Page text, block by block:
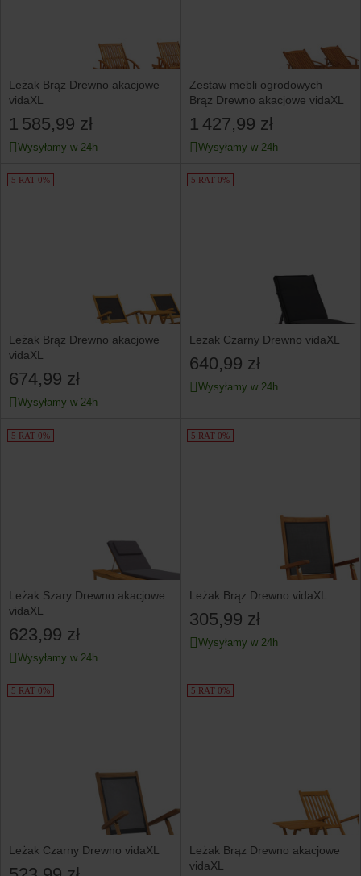
Leżak Brąz Drewno akacjowe
vidaXL
1 585,99 zł
Wysyłamy w 24h
Zestaw mebli ogrodowych
Brąz Drewno akacjowe vidaXL
1 427,99 zł
Wysyłamy w 24h
5 RAT 0%
Leżak Brąz Drewno akacjowe
vidaXL
674,99 zł
Wysyłamy w 24h
5 RAT 0%
Leżak Czarny Drewno vidaXL
640,99 zł
Wysyłamy w 24h
5 RAT 0%
Leżak Szary Drewno akacjowe
vidaXL
623,99 zł
Wysyłamy w 24h
5 RAT 0%
Leżak Brąz Drewno vidaXL
305,99 zł
Wysyłamy w 24h
5 RAT 0%
Leżak Czarny Drewno vidaXL
5 RAT 0%
Leżak Brąz Drewno akacjowe
vidaXL